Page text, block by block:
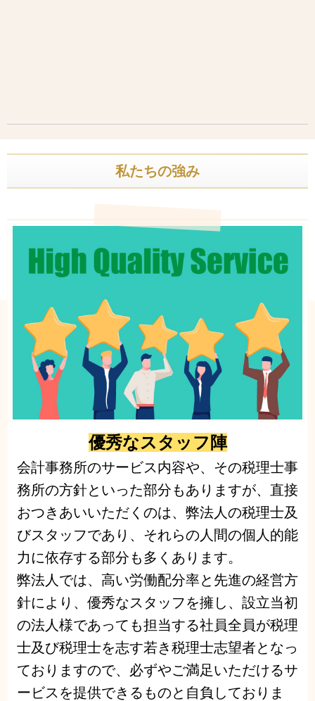
私たちの強み
優秀なスタッフ陣
会計事務所のサービス内容や、その税理士事
務所の方針といった部分もありますが、直接
おつきあいいただくのは、弊法人の税理士及
びスタッフであり、それらの人間の個人的能
力に依存する部分も多くあります。
弊法人では、高い労働配分率と先進の経営方
針により、優秀なスタッフを擁し、設立当初
の法人様であっても担当する社員全員が税理
士及び税理士を志す若き税理士志望者となっ
ておりますので、必ずやご満足いただけるサ
ービスを提供できるものと自負しておりま